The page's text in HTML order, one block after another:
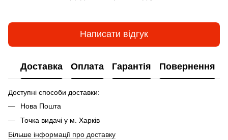
Написати відгук
Доставка Оплата Гарантія Повернення
Доступні способи доставки:
Нова Пошта
Точка видачі у м. Харків
Більше інформації про доставку